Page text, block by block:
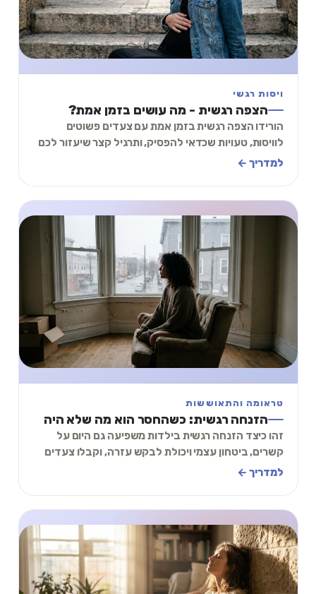
ויסות רגשי
הצפה רגשית - מה עושים בזמן אמת?
הורידו הצפה רגשית בזמן אמת עם צעדים פשוטים
לוויסות, טעויות שכדאי להפסיק, ותרגיל קצר שיעזור לכם
לחזור לקרקע לפני שאתם מתפרקים מול כולם.
למדריך ←
טראומה והתאוששות
הזנחה רגשית: כשהחסר הוא מה שלא היה
זהו כיצד הזנחה רגשית בילדות משפיעה גם היום על
קשרים, ביטחון עצמי ויכולת לבקש עזרה, וקבלו צעדים
ראשונים לריפוי עדין ומעשי. קראו והתחילו להבין
למדריך ←